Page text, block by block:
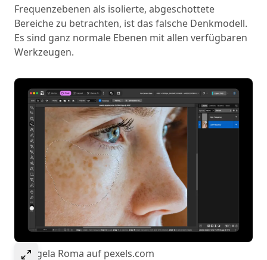
Frequenzebenen als isolierte, abgeschottete
Bereiche zu betrachten, ist das falsche Denkmodell.
Es sind ganz normale Ebenen mit allen verfügbaren
Werkzeugen.
Select to expand image
© Angela Roma auf pexels.com